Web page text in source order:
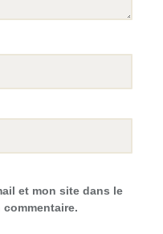
et mon site dans le